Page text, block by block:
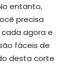
entanto,
precisa
agora e
fáceis de
desta corte